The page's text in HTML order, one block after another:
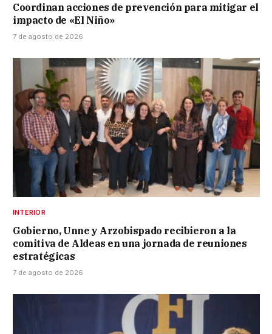
Coordinan acciones de prevención para mitigar el
impacto de «El Niño»
7 de agosto de 2026
INTERIOR
Gobierno, Unne y Arzobispado recibieron a la
comitiva de Aldeas en una jornada de reuniones
estratégicas
7 de agosto de 2026